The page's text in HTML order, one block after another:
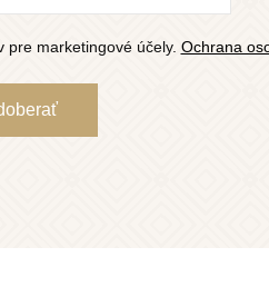
pre marketingové účely. Ochrana